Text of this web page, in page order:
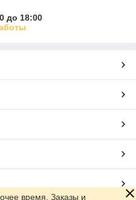
до 18:00
время. Заказы и